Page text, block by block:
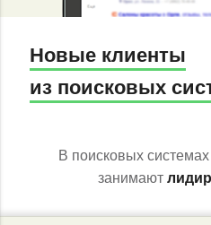
Новые клиенты
из поисковых
В поисковых
занимают